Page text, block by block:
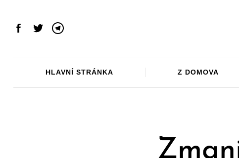
contentFacebook
TwitterTelegram
HLAVNÍ STRÁNKA Z DOMOVA